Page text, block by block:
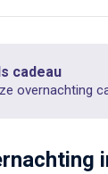
cadeau
overnachting